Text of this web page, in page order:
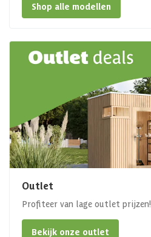
Shop alle modellen
Outlet
Profiteer van lage outlet prijzen!
Bekijk onze outlet